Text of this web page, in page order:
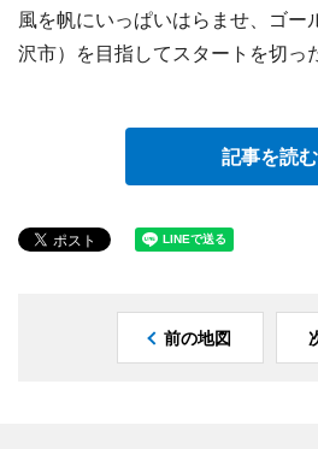
風を帆にいっぱいはらませ、ゴー
沢市）を目指してスタートを切っ
記事を読む
前の地図